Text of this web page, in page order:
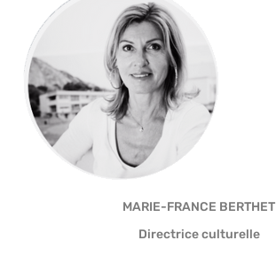
MARIE-FRANCE BERTHET
Directrice culturelle